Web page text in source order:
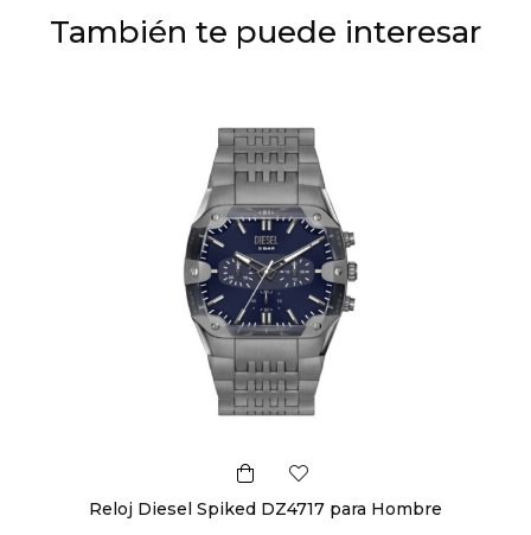
También te puede interesar
Reloj Diesel Spiked DZ4717 para Hombre